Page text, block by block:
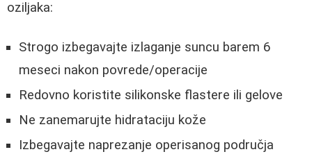
oziljaka:
Strogo izbegavajte izlaganje suncu barem 6
meseci nakon povrede/operacije
Redovno koristite silikonske flastere ili gelove
Ne zanemarujte hidrataciju kože
Izbegavajte naprezanje operisanog područja